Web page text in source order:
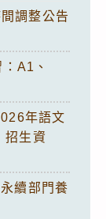
調整公告
A1、
年語文
招生資
續部門養